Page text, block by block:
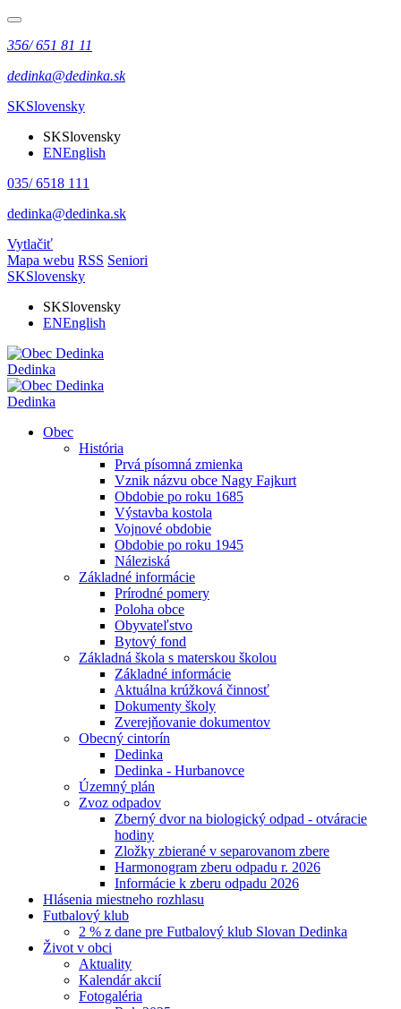
356/ 651 81 11
dedinka@dedinka.sk
SKSlovensky
SKSlovensky
ENEnglish
035/ 6518 111
dedinka@dedinka.sk
Vytlačiť
Mapa webu RSS Seniori
SKSlovensky
SKSlovensky
ENEnglish
Dedinka
Dedinka
Obec
História
Prvá písomná zmienka
Vznik názvu obce Nagy Fajkurt
Obdobie po roku 1685
Výstavba kostola
Vojnové obdobie
Obdobie po roku 1945
Náleziská
Základné informácie
Prírodné pomery
Poloha obce
Obyvateľstvo
Bytový fond
Základná škola s materskou školou
Základné informácie
Aktuálna krúžková činnosť
Dokumenty školy
Zverejňovanie dokumentov
Obecný cintorín
Dedinka
Dedinka - Hurbanovce
Územný plán
Zvoz odpadov
Zberný dvor na biologický odpad - otváracie
hodiny
Zložky zbierané v separovanom zbere
Harmonogram zberu odpadu r. 2026
Informácie k zberu odpadu 2026
Hlásenia miestneho rozhlasu
Futbalový klub
2 % z dane pre Futbalový klub Slovan Dedinka
Život v obci
Aktuality
Kalendár akcií
Fotogaléria